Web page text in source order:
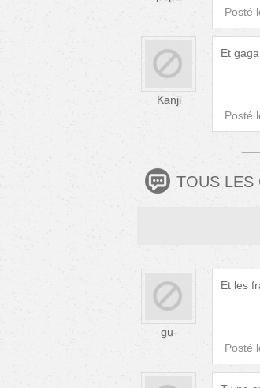
Posté
Kanji
Et
Posté
TOUS LES
gu-
Et les
Posté